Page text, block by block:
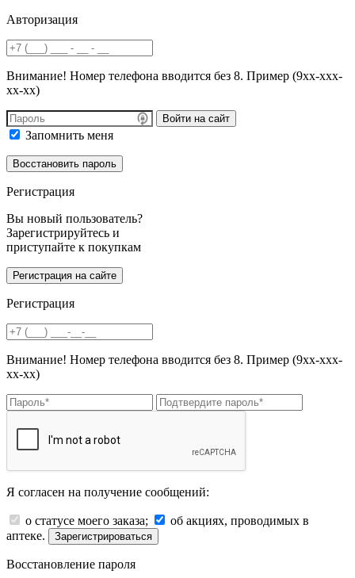
Авторизация
Внимание! Номер телефона вводится без 8. Пример (9хх-ххх-
хх-хх)
Войти на сайт
Запомнить меня
Регистрация
Вы новый пользователь?
Зарегистрируйтесь и
приступайте к покупкам
Регистрация
Внимание! Номер телефона вводится без 8. Пример (9хх-ххх-
хх-хх)
Я согласен на получение сообщений:
о статусе моего заказа;
об акциях, проводимых в
аптеке.
Зарегистрироваться
Восстановление пароля